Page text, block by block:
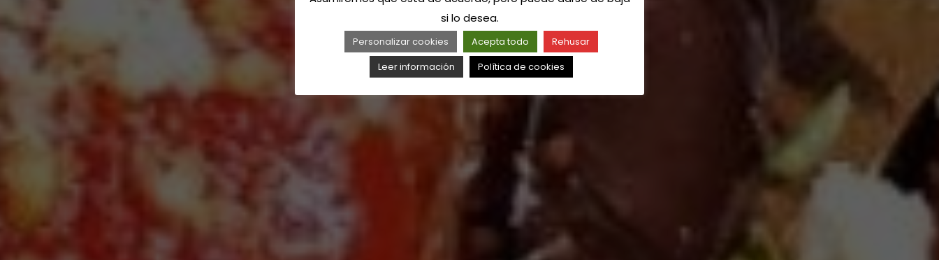
si lo desea.
Personalizar cookies Acepta todo
Rehusar
Leer información
Política de cookies